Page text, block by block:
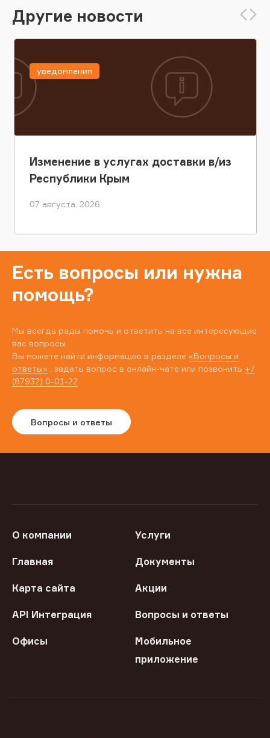
Другие новости
Изменение в услугах доставки в/из
Республики Крым
07 августа, 2026
уведомления
Есть вопросы или нужна
помощь?
Мы всегда рады помочь и ответить на все интересующие
вас вопросы.
Вы можете найти информацию в разделе «Вопросы и
ответы» , задать вопрос в онлайн-чате или позвонить +7
(87932) 0-01-22
Вопросы и ответы
О компании Услуги
Главная Документы
Карта сайта Акции
API Интеграция Вопросы и ответы
Офисы
Мобильное
приложение